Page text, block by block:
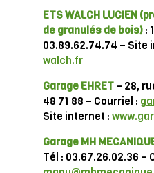
ETS WALCH LUCIEN
de granulés de bois) :
03.89.62.74.74 – Site
walch.fr
Garage EHRET – 28,
48 71 88 – Courriel :
Site internet :
Garage MH
Tél : 03.67.26.02.36 –